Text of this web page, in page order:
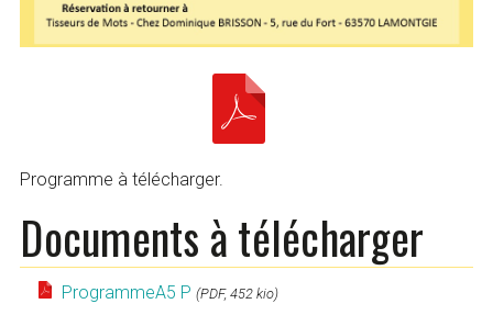
Programme à télécharger.
Documents à télécharger
ProgrammeA5 P (PDF, 452 kio)